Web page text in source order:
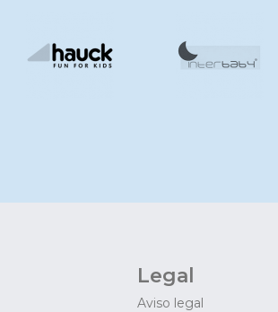
Legal
Aviso legal